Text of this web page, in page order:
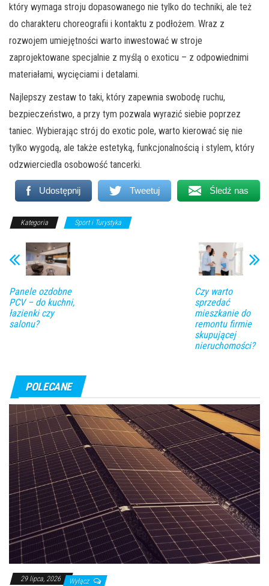
który wymaga stroju dopasowanego nie tylko do techniki, ale też
do charakteru choreografii i kontaktu z podłożem. Wraz z
rozwojem umiejętności warto inwestować w stroje
zaprojektowane specjalnie z myślą o exoticu – z odpowiednimi
materiałami, wycięciami i detalami.
Najlepszy zestaw to taki, który zapewnia swobodę ruchu,
bezpieczeństwo, a przy tym pozwala wyrazić siebie poprzez
taniec. Wybierając strój do exotic pole, warto kierować się nie
tylko wygodą, ale także estetyką, funkcjonalnością i stylem, który
odzwierciedla osobowość tancerki.
Udostępnij Tweetuj Śledź nas
Kategoria Sport i Turystyka
Panele ozdobne
PCV – do kuchni,
łazienki czy
salonu?
Czy warto
sprzedać
mieszkanie do
remontu firmie
skupującej
nieruchomości?
POLECANE
29 lipca, 2026 Wyłącz